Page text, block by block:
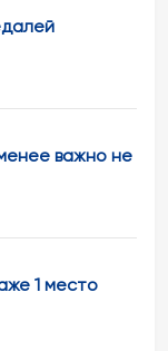
важно не
1 место